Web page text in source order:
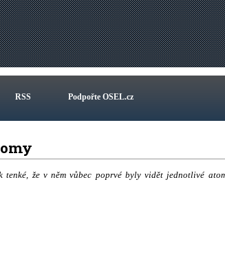
RSS Podpořte OSEL.cz
že v něm vůbec poprvé byly vidět jednotlivé